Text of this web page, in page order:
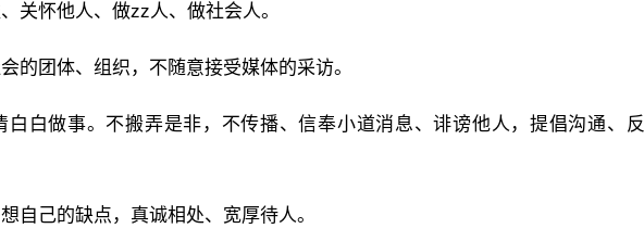
关怀他人、做zz人、做社会人。
的团体、组织，不随意接受媒体的采访。
白白做事。不搬弄是非，不传播、信奉小道消息、诽谤他人，提倡沟通、
自己的缺点，真诚相处、宽厚待人。